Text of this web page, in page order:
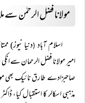
مولانا فضل الرحمٰن سے
اسلام آباد(دنیا نیوز)
امیر مولانا فضل الرحمان سے
صاحبزادے طارق نائیک بھی
مذہبی اسکالر کا استقبال کیا،